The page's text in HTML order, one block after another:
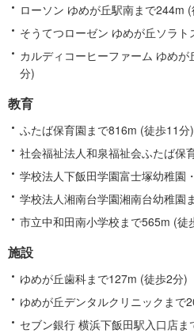
ローソン ゆめが丘駅南まで244m
そうてつローゼン ゆめが丘ソラ
カルディコーヒーファーム ゆめ
分)
教育
ふたば保育園まで816m (徒歩11分)
社会福祉法人和泉福祉会ふたば保
学校法人下飯田学園富士塚幼稚園
学校法人湘南台学園湘南台幼稚園
市立中和田南小学校まで565m (徒
施設
ゆめが丘歯科まで127m (徒歩2分)
ゆめが丘デンタルクリニックまで
セブン銀行 横浜下飯田駅入口店